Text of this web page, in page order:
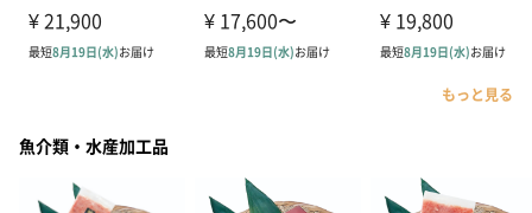
もっと見る
魚介類・水産加工品